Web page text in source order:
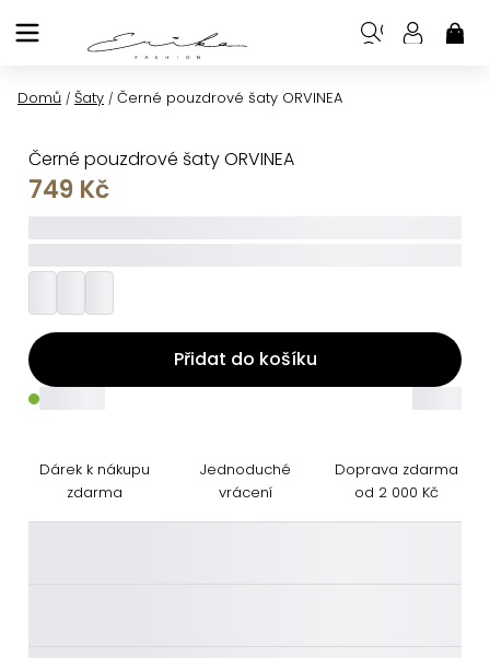
na
Domů / Šaty / Černé pouzdrové šaty ORVINEA
Černé pouzdrové šaty ORVINEA
749 Kč
Přidat do košíku
Dárek k nákupu
zdarma
Jednoduché
vrácení
Doprava zdarma
od 2 000 Kč